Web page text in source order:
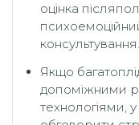
оцінка
консультування.
Якщо
допоміжними
технологіями,